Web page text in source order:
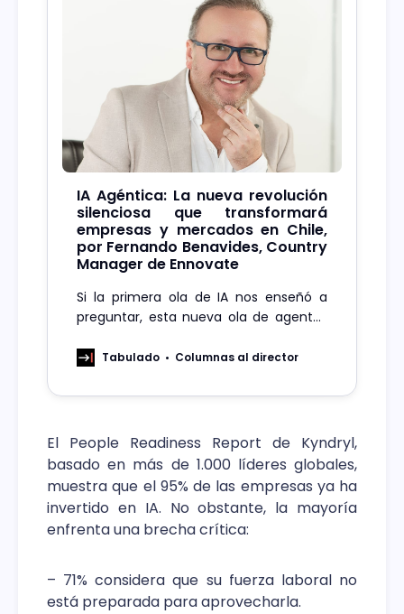
IA Agéntica: La nueva revolución
silenciosa que transformará
empresas y mercados en Chile,
por Fernando Benavides, Country
Manager de Ennovate
Si la primera ola de IA nos enseñó a
preguntar, esta nueva ola de agentes
que busca diversificar su economía,
Tabulado Columnas al director
El People Readiness Report de Kyndryl,
basado en más de 1.000 líderes globales,
muestra que el 95% de las empresas ya ha
invertido en IA. No obstante, la mayoría
enfrenta una brecha crítica:
– 71% considera que su fuerza laboral no
está preparada para aprovecharla.